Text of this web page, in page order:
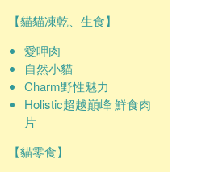
【貓貓凍乾、生食】
愛呷肉
自然小貓
Charm野性魅力
Holistic超越巔峰 鮮食肉
片
【貓零食】